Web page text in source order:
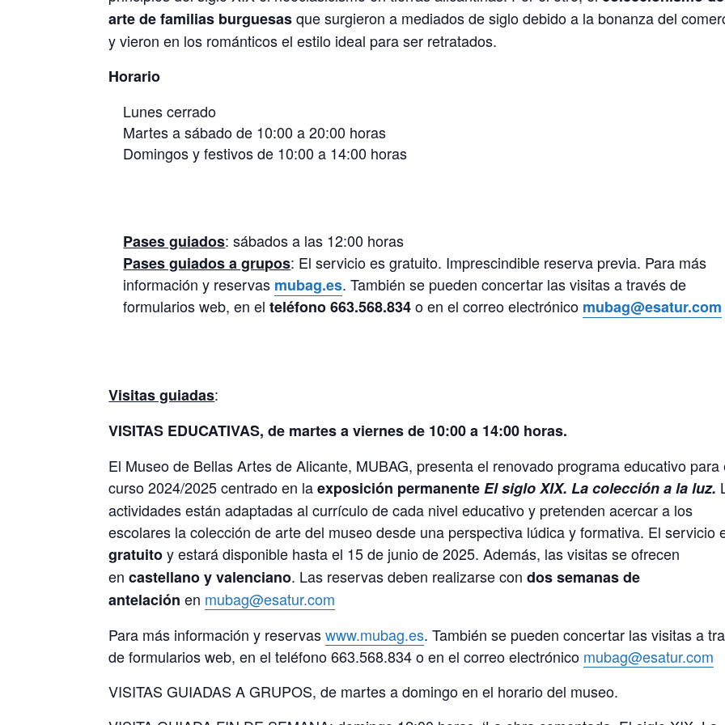
arte de familias burguesasque surgieron a mediados de siglo debido a la bonanza del
y vieron en los románticos el estilo ideal para ser retratados.
Horario
Lunes cerrado
Martes a sábado de 10:00 a 20:00 horas
Domingos y festivos de 10:00 a 14:00 horas
Pases guiados: sábados a las 12:00 horas
Pases guiados a grupos: El servicio es gratuito. Imprescindible reserva previa. Para más
información y reservas mubag.es. También se pueden concertar las visitas a través de
formularios web, en elteléfono 663.568.834o en el correo electrónico mubag@esatur.com
Visitas guiadas:
VISITAS EDUCATIVAS, de martes a viernes de 10:00 a 14:00 horas.
El Museo de Bellas Artes de Alicante, MUBAG, presenta el renovado programa educativo para
curso 2024/2025 centrado en laexposición permanenteEl siglo XIX. La colección a la luz.
actividades están adaptadas al currículo de cada nivel educativo y pretenden acercar a los
escolares la colección de arte del museo desde una perspectiva lúdica y formativa. El servicio
gratuitoy estará disponible hasta el 15 de junio de 2025. Además, las visitas se ofrecen
encastellano y valenciano. Las reservas deben realizarse condos semanas de
antelación en mubag@esatur.com
Para más información y reservaswww.mubag.es. También se pueden concertar las visitas a
de formularios web, en el teléfono 663.568.834 o en el correo electrónico mubag@esatur.com
VISITAS GUIADAS A GRUPOS, de martes a domingo en el horario del museo.